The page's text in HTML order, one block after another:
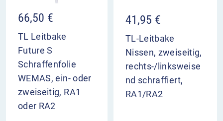
66,50 €
TL Leitbake
Future S
Schraffenfolie
WEMAS, ein- oder
zweiseitig, RA1
oder RA2
41,95 €
TL-Leitbake
Nissen, zweiseitig,
rechts-/linksweise
nd schraffiert,
RA1/RA2